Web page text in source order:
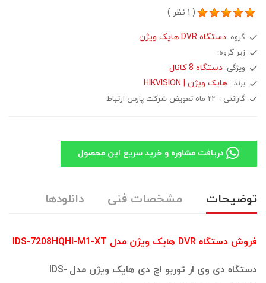
(
1 نظر )
گروه: دستگاه DVR هایک ویژن
زیر گروه:
ویژگی: دستگاه 8 کانال
برند : هایک ویژن | HIKVISION
گارانتی : 24 ماه تعویض شرکت پارس ارتباط
دریافت مشاوره و خرید سریع این محصول
توضیحات مشخصات فنی دانلودها
فروش دستگاه DVR هایک ویژن مدل IDS-7208HQHI-M1-XT
دستگاه دی وی ار توربو اچ دی هایک ویژن مدل IDS-